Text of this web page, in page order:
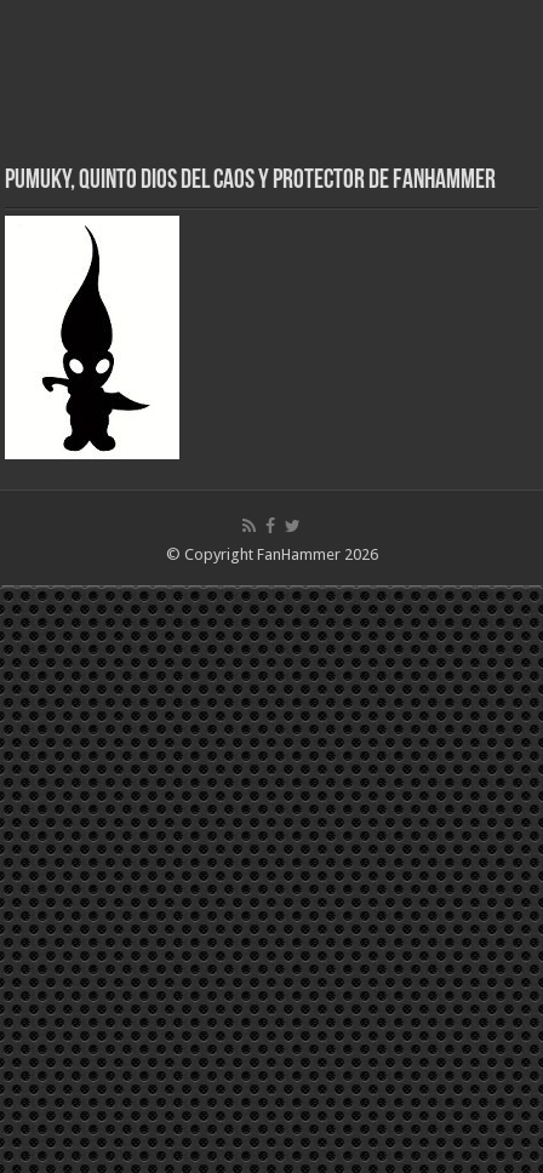
Pumuky, Quinto Dios del Caos y Protector de FanHammer
© Copyright FanHammer 2026